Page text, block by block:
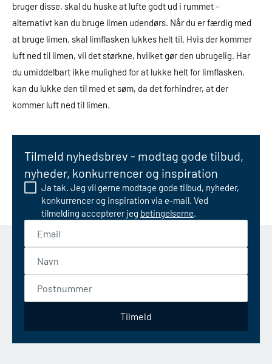
bruger disse, skal du huske at lufte godt ud i rummet –
alternativt kan du bruge limen udendørs. Når du er færdig med
at bruge limen, skal limflasken lukkes helt til. Hvis der kommer
luft ned til limen, vil det størkne, hvilket gør den ubrugelig. Har
du umiddelbart ikke mulighed for at lukke helt for limflasken,
kan du lukke den til med et søm, da det forhindrer, at der
kommer luft ned til limen.
Tilmeld nyhedsbrev - modtag gode tilbud,
nyheder, konkurrencer og inspiration
Ja tak. Jeg vil gerne modtage gode tilbud, nyheder,
konkurrencer og inspiration via e-mail. Ved
tilmelding accepterer jeg betingelserne.
Tilmeld